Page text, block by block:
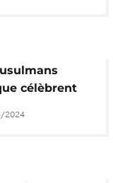
célèbrent
2024